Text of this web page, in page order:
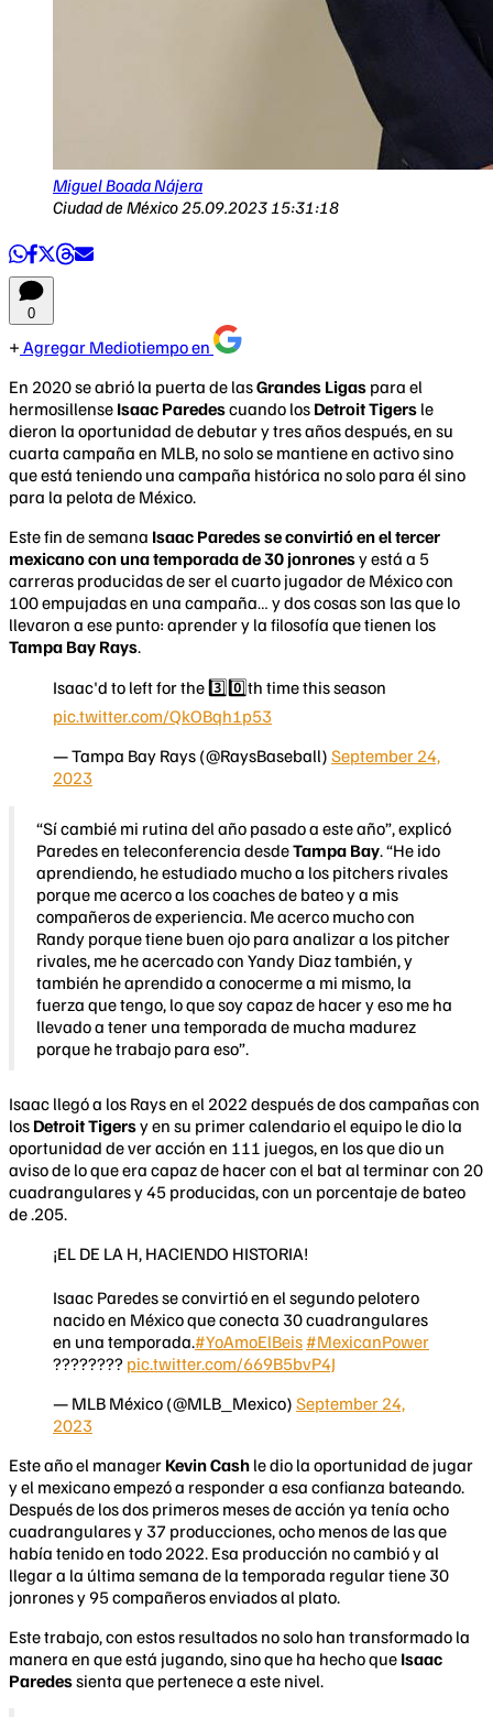
Miguel Boada Nájera
Ciudad de México25.09.2023 15:31:18
0
Agregar Mediotiempo en
En 2020 se abrió la puerta de lasGrandes Ligas para el
hermosillense Isaac Paredescuando los Detroit Tigers le
dieron la oportunidad de debutar y tres años después, en su
cuarta campaña en MLB, no solo se mantiene en activo sino
que está teniendo una campaña histórica no solo para él sino
para la pelota de México.
Este fin de semana Isaac Paredes se convirtió en el tercer
mexicano con una temporada de 30 jonronesy está a 5
carreras producidas de ser el cuarto jugador de México con
100 empujadas en una campaña… y dos cosas son las que lo
llevaron a ese punto: aprender y la filosofía que tienen los
Tampa Bay Rays.
Isaac'd to left for the 3️⃣0️⃣th time this season
pic.twitter.com/QkOBqh1p53
— Tampa Bay Rays (@RaysBaseball) September 24,
2023
“Sí cambié mi rutina del año pasado a este año”, explicó
Paredes en teleconferencia desdeTampa Bay. “He ido
aprendiendo, he estudiado mucho a los pitchers rivales
porque me acerco a los coaches de bateo y a mis
compañeros de experiencia. Me acerco mucho con
Randy porque tiene buen ojo para analizar a los pitcher
rivales, me he acercado con Yandy Diaz también, y
también he aprendido a conocerme a mi mismo, la
fuerza que tengo, lo que soy capaz de hacer y eso me ha
llevado a tener una temporada de mucha madurez
porque he trabajo para eso”.
Isaac llegó a los Rays en el 2022 después de dos campañas con
los Detroit Tigersy en su primer calendario el equipo le dio la
oportunidad de ver acción en 111 juegos, en los que dio un
aviso de lo que era capaz de hacer con el bat al terminar con 20
cuadrangulares y 45 producidas, con un porcentaje de bateo
de .205.
¡EL DE LA H, HACIENDO HISTORIA!
Isaac Paredes se convirtió en el segundo pelotero
nacido en México que conecta 30 cuadrangulares
en una temporada.#YoAmoElBeis #MexicanPower
???????? pic.twitter.com/669B5bvP4J
— MLB México (@MLB_Mexico) September 24,
2023
Este año el manager Kevin Cash le dio la oportunidad de jugar
y el mexicano empezó a responder a esa confianza bateando.
Después de los dos primeros meses de acción ya tenía ocho
cuadrangulares y 37 producciones, ocho menos de las que
había tenido en todo 2022. Esa producción no cambió y al
llegar a la última semana de la temporada regular tiene 30
jonrones y 95 compañeros enviados al plato.
Este trabajo, con estos resultados no solo han transformado la
manera en que está jugando, sino que ha hecho que Isaac
Paredessienta que pertenece a este nivel.